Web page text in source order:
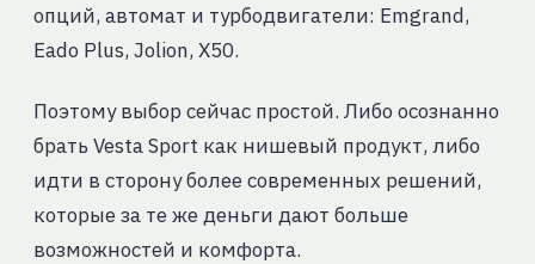
опций, автомат и турбодвигатели: Emgrand,
Eado Plus, Jolion, X50.
Поэтому выбор сейчас простой. Либо осознанно
брать Vesta Sport как нишевый продукт, либо
идти в сторону более современных решений,
которые за те же деньги дают больше
возможностей и комфорта.